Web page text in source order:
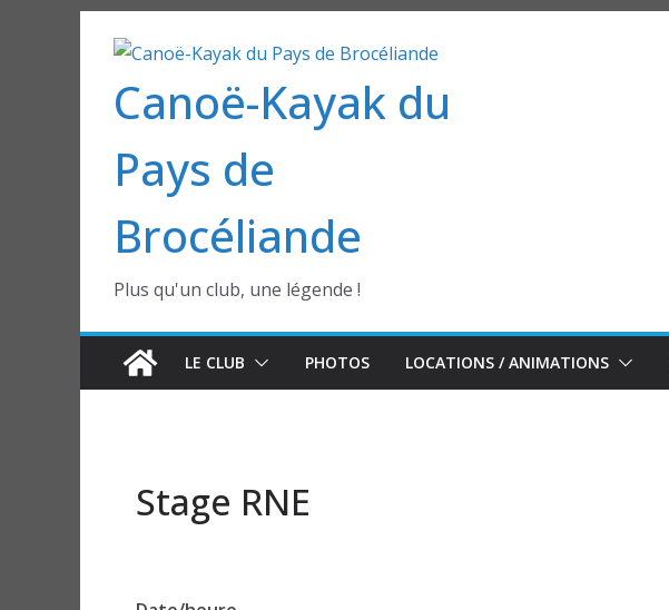
contenuCanoë-Kayak du
Pays de
Brocéliande
Plus qu'un club, une légende !
LE CLUB PHOTOS LOCATIONS / ANIMATIONS
Stage RNE